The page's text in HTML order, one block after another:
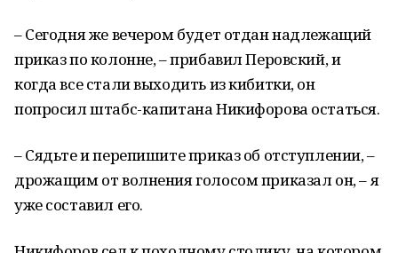
– Сегодня же вечером будет отдан надлежащий
приказ по колонне, – прибавил Перовский, и
когда все стали выходить из кибитки, он
попросил штабс-капитана Никифорова остаться.
– Сядьте и перепишите приказ об отступлении, –
дрожащим от волнения голосом приказал он, – я
уже составил его.